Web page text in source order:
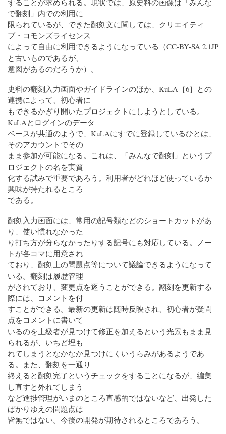
で翻刻」内での利用に
限られているが、できた翻刻文に関しては、クリエイティ
ブ・コモンズライセンス
によって自由に利用できるようになっている（CC-BY-SA 2.1JP
と古いものであるが、
意図があるのだろうか）。
史料の翻刻入力画面やガイドラインのほか、KuLA［6］との
連携によって、初心者に
もできるかぎり開いたプロジェクトにしようとしている。
KuLAとログインのデータ
ベースが共通のようで、KuLAにすでに登録しているひとは、
そのアカウントでその
まま参加が可能になる。これは、「みんなで翻刻」というプ
ロジェクトの名を実質
化する試みで重要であろう。利用者がどれほど使っているか
興味が持たれるところ
である。
翻刻入力画面には、常用の記号類などのショートカットがあ
り、使い慣れなかった
り打ち方が分らなかったりする記号にも対応している。ノー
トが各コマに用意され
ており、翻刻上の問題点等について議論できるようになって
いる。翻刻は履歴管理
がされており、変更点を逐うことができる。翻刻を更新する
際には、コメントを付
すことができる。最新の更新は随時反映され、初心者が疑問
点をコメントに書いて
いるのを上級者が見つけて修正を加えるという光景もまま見
られるが、いちど埋も
れてしまうとなかなか見つけにくいうらみがあるようであ
る。また、翻刻を一通り
終えると翻刻完了というチェックをすることになるが、編集
し直すと外れてしまう
など進捗管理がいまのところ直感的ではないなど、出発した
ばかりゆえの問題点は
皆無ではない。今後の開発が期待されるところであろう。